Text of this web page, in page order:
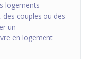
logements
des couples ou des
un
en logement